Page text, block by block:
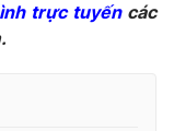
có sự chấp
trực tuyếncác